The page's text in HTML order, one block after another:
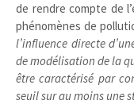
de rendre compte de
phénomènes de
l’influence directe
de modélisation de la
être caractérisé par
seuil sur au moins une